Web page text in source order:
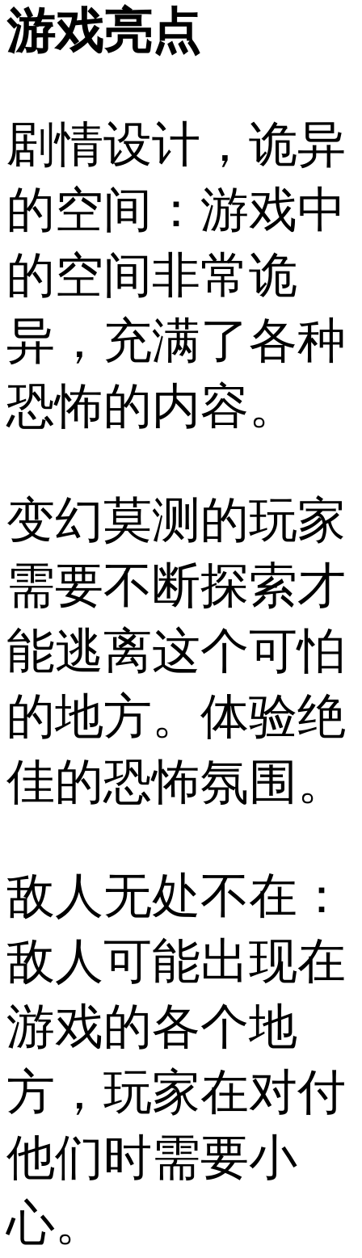
游戏亮点
剧情设计，诡异
的空间：游戏中
的空间非常诡
异，充满了各种
恐怖的内容。
变幻莫测的玩家
需要不断探索才
能逃离这个可怕
的地方。体验绝
佳的恐怖氛围。
敌人无处不在：
敌人可能出现在
游戏的各个地
方，玩家在对付
他们时需要小
心。